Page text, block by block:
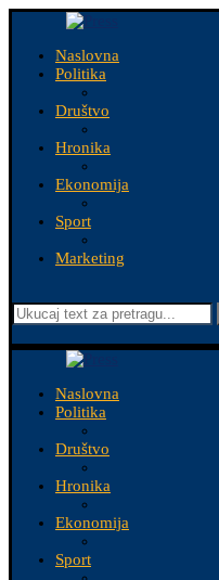
Naslovna
Politika
Društvo
Hronika
Ekonomija
Sport
Marketing
Naslovna
Politika
Društvo
Hronika
Ekonomija
Sport